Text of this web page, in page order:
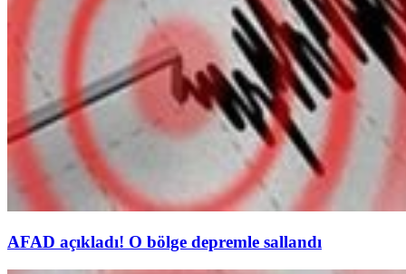
AFAD açıkladı! O bölge depremle sallandı